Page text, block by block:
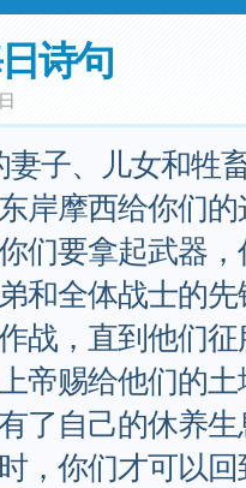
诗句
妻子、儿女和牲
岸摩西给你们
们要拿起武器
和全体战士的
战，直到他们征
帝赐给他们的
了自己的休养
，你们才可以